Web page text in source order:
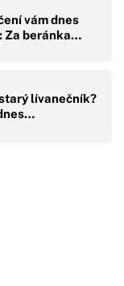
vám dnes
Za beránka…
lívanečník?